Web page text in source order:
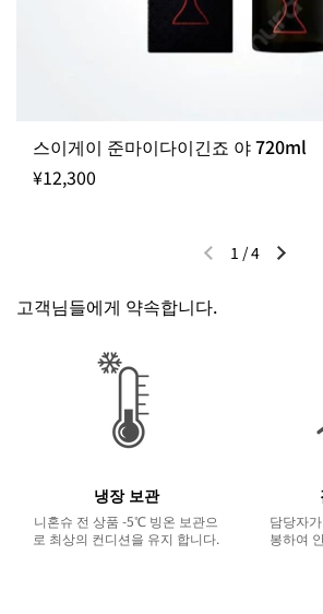
스이게이 준마이다이긴죠 야 720ml
¥12,300
이전 슬라이드다음
1 /4
고객님들에게 약속합니다.
냉장 보관
니혼슈 전 상품 -5℃ 빙온 보관으
로 최상의 컨디션을 유지 합니다.
담당자
봉하여